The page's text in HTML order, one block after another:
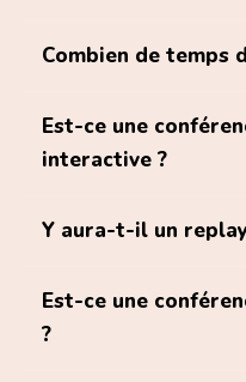
mais encore très
célibataires
Combien de temps
demie”
de questions-réponses
Est-ce une
interactive ?
grand temps de
Y aura-t-il un
direct
Est-ce une
?